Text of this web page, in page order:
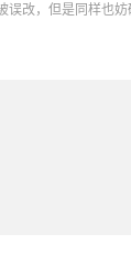
误改，但是同样也